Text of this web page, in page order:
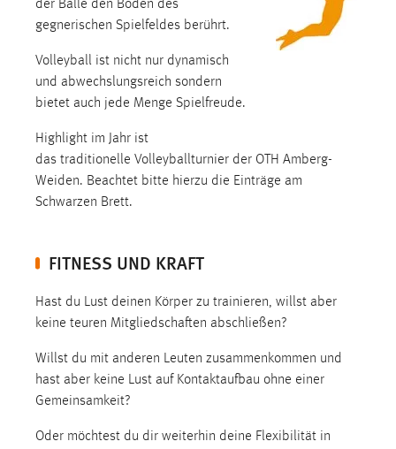
der Balle den Boden des
gegnerischen Spielfeldes berührt.
Volleyball ist nicht nur dynamisch
und abwechslungsreich sondern
bietet auch jede Menge Spielfreude.
Highlight im Jahr ist
das traditionelle Volleyballturnier der OTH Amberg-
Weiden. Beachtet bitte hierzu die Einträge am
Schwarzen Brett.
FITNESS UND KRAFT
Hast du Lust deinen Körper zu trainieren, willst aber
keine teuren Mitgliedschaften abschließen?
Willst du mit anderen Leuten zusammenkommen und
hast aber keine Lust auf Kontaktaufbau ohne einer
Gemeinsamkeit?
Oder möchtest du dir weiterhin deine Flexibilität in
Login
Name:
fe_user, be_user, be_lastLoginProvider
Zweck:
Dieser Cookie ist notwendig um sich an der Website
einloggen zu können.
Cookie Laufzeit:
24 Stunden
STATISTIK
Statistik Cookies erfassen Informationen anonym.
Diese Informationen helfen uns zu verstehen, wie
Matomo
_pk_ref, _pk_cvar, _pk_id, _pk_ses